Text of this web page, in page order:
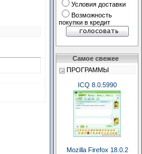
Условия доставки
Возможность
покупки в кредит
Самое свежее
ПРОГРАММЫ
ICQ 8.0.5990
Mozilla Firefox 18.0.2